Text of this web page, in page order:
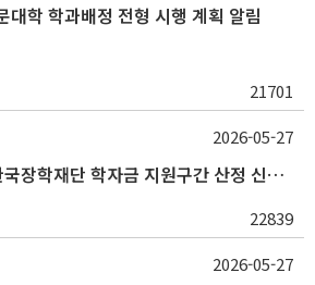
대학 학과배정 전형 시행 계획 알림
21701
2026학년도 2학기 한국장학재단 학자금 지원구간 산정 신청 안내
22839
2026-05-27
2026-05-27